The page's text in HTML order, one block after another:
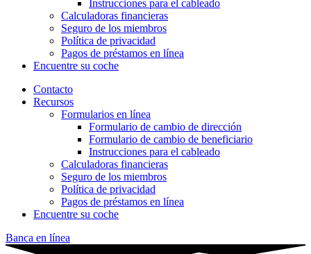
Instrucciones para el cableado
Calculadoras financieras
Seguro de los miembros
Política de privacidad
Pagos de préstamos en línea
Encuentre su coche
Contacto
Recursos
Formularios en línea
Formulario de cambio de dirección
Formulario de cambio de beneficiario
Instrucciones para el cableado
Calculadoras financieras
Seguro de los miembros
Política de privacidad
Pagos de préstamos en línea
Encuentre su coche
Banca en línea